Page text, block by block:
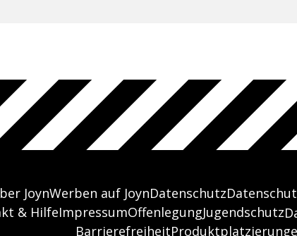
JoynWerben auf JoynDatenschutz
& HilfeImpressumOffenlegungJugendschutz
Barrierefreiheit